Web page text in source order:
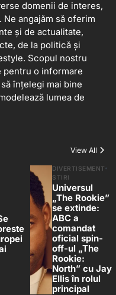
domenii de interes,
angajăm să oferim
și de actualitate,
de la politică și
Scopul nostru
pentru o informare
înțelegi mai bine
lumea de
View All
DIVERTISEMENT
STIRI
Universul
„The Rookie”
se extinde:
ABC a
comandat
oficial spin-
off-ul „The
Rookie:
North” cu Jay
Ellis în rolul
principal